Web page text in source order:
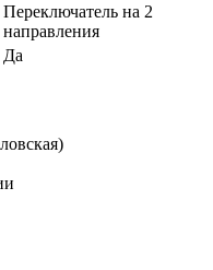
Переключатель на 2
направления
Да